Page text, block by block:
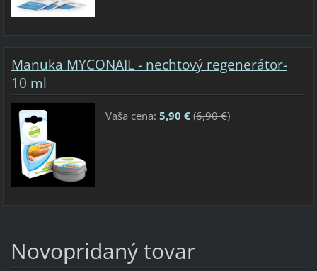
Manuka MYCONAIL - nechtový regenerátor-
10 ml
Vaša cena: 5,90 €(6,90 €)
Novopridaný tovar